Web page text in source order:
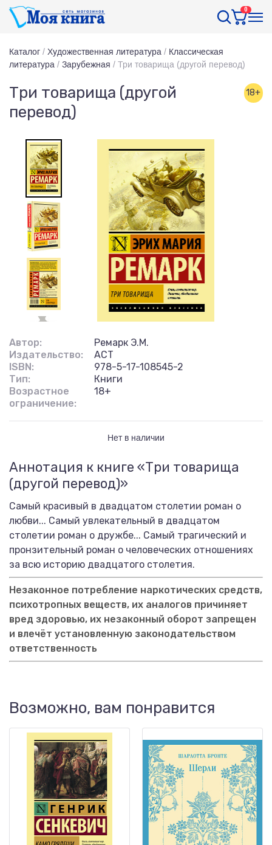
0
Каталог / Художественная литература / Классическая
литература / Зарубежная / Три товарища (другой перевод)
Три товарища (другой
перевод)
18+
Автор:
Ремарк Э.М.
Издательство:
АСТ
ISBN:
978-5-17-108545-2
Тип:
Книги
Возрастное
ограничение:
18+
Нет в наличии
Аннотация к книге «Три товарища
(другой перевод)»
Самый красивый в двадцатом столетии роман о
любви... Самый увлекательный в двадцатом
столетии роман о дружбе... Самый трагический и
пронзительный роман о человеческих отношениях
за всю историю двадцатого столетия.
Незаконное потребление наркотических средств,
психотропных веществ, их аналогов причиняет
вред здоровью, их незаконный оборот запрещен
и влечёт установленную законодательством
ответственность
Возможно, вам понравится